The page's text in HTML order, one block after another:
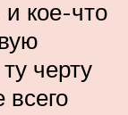
и кое-что
черту
всего